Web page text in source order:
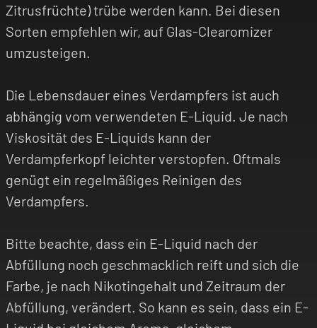
Zitrusfrüchte) trübe werden kann. Bei diesen
Sorten empfehlen wir, auf Glas-Clearomizer
umzusteigen.
Die Lebensdauer eines Verdampfers ist auch
abhängig vom verwendeten E-Liquid. Je nach
Viskosität des E-Liquids kann der
Verdampferkopf leichter verstopfen. Oftmals
genügt ein regelmäßiges Reinigen des
Verdampfers.
Bitte beachte, dass ein E-Liquid nach der
Abfüllung noch geschmacklich reift und sich die
Farbe, je nach Nikotingehalt und Zeitraum der
Abfüllung, verändert. So kann es sein, dass ein E-